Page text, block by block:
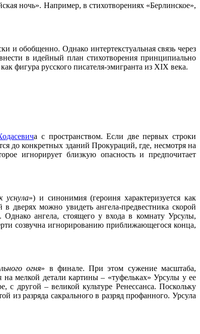
ночь». Например, в стихотворениях «Берлинское»,
и обобщенно. Однако интертекстуальная связь через
в идейный план стихотворения принципиально
фигура русского писателя-эмигранта из XIX века.
а с пространством. Если две первых строки
до конкретных зданий Прокураций, где, несмотря на
игнорирует близкую опасность и предпочитает
уснула») и синонимия (героиня характеризуется как
дверях можно увидеть ангела-предвестника скорой
Однако ангела, стоящего у входа в комнату Урсулы,
созвучна игнорированию приближающегося конца,
огня» в финале. При этом сужение масштаба,
мелкой детали картины – «туфельках» Урсулы у ее
другой – великой культуре Ренессанса. Поскольку
из разряда сакрального в разряд профанного. Урсула